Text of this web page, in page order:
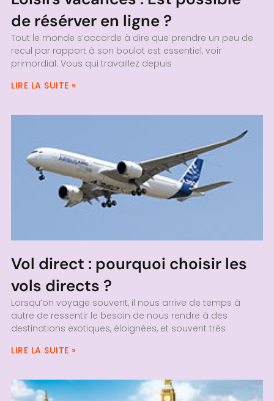
de résérver en ligne ?
Tout le monde s’accorde à dire que prendre un peu de
recul par rapport à son boulot est essentiel, voir
primordial. Vous qui travaillez depuis
LIRE LA SUITE »
Vol direct : pourquoi choisir les
vols directs ?
Lorsqu’on voyage souvent, il nous arrive de temps à
autre de ressentir le besoin de nous rendre à des
destinations exotiques, éloignées, et souvent très
LIRE LA SUITE »